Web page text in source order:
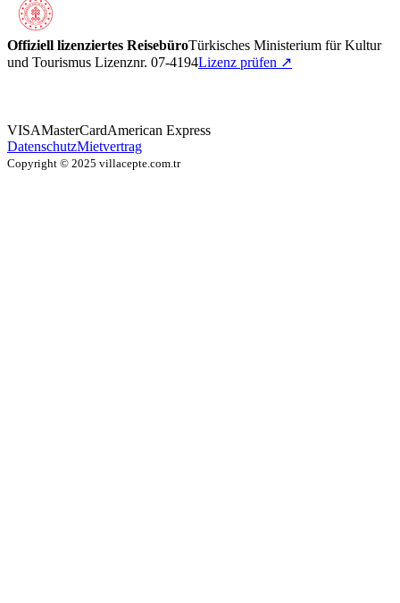
Offiziell lizenziertes ReisebüroTürkisches Ministerium für Kultur
und Tourismus Lizenznr. 07-4194Lizenz prüfen ↗
VISAMasterCardAmerican Express
DatenschutzMietvertrag
Copyright © 2025 villacepte.com.tr